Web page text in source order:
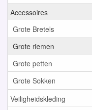
Accessoires
Grote Bretels
Grote riemen
Grote petten
Grote Sokken
Veiligheidskleding